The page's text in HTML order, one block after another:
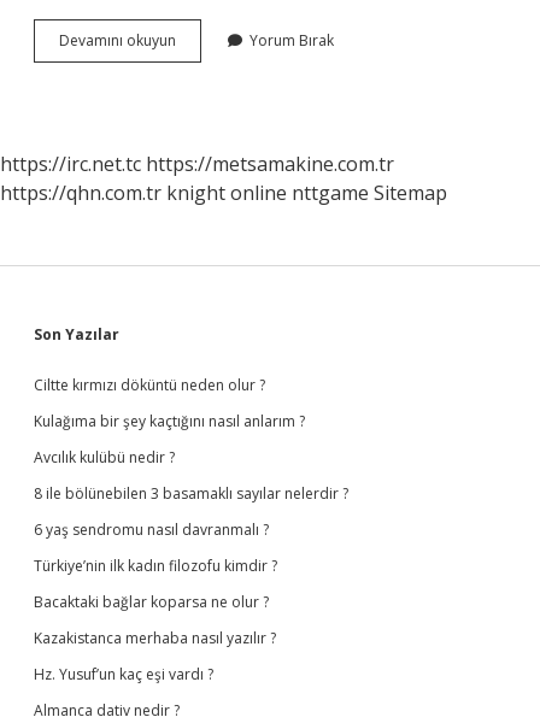
Devamını okuyun Türkiyeden
Unesco
Kaç
Tane
Yorum Bırak
https://irc.net.tc https://metsamakine.com.tr
https://qhn.com.tr knight online nttgame Sitemap
Sidebar
Son Yazılar
Ciltte kırmızı döküntü neden olur ?
Kulağıma bir şey kaçtığını nasıl anlarım ?
Avcılık kulübü nedir ?
8 ile bölünebilen 3 basamaklı sayılar nelerdir ?
6 yaş sendromu nasıl davranmalı ?
Türkiye’nin ilk kadın filozofu kimdir ?
Bacaktaki bağlar koparsa ne olur ?
Kazakistanca merhaba nasıl yazılır ?
Hz. Yusuf’un kaç eşi vardı ?
Almanca dativ nedir ?